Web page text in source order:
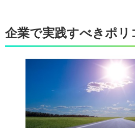
企業で実践すべきポリ